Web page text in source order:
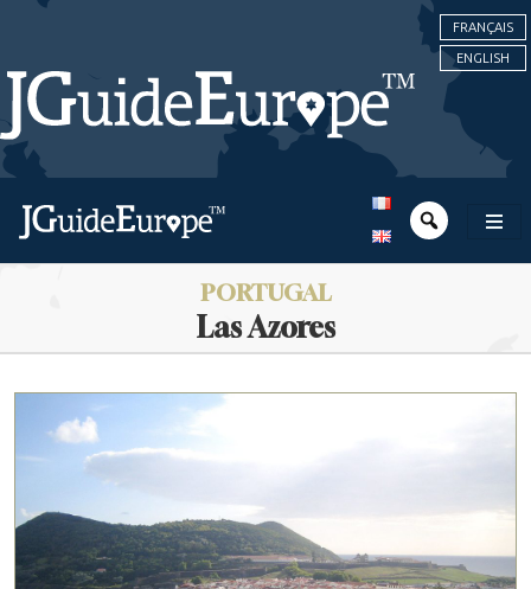
FRANÇAIS
ENGLISH
PORTUGAL
Las Azores